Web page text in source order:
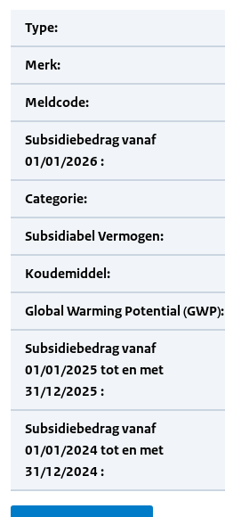
Type:
Merk:
Meldcode:
Subsidiebedrag vanaf
01/01/2026 :
Categorie:
Subsidiabel Vermogen:
Koudemiddel:
Global Warming Potential (GWP):
Subsidiebedrag vanaf
01/01/2025 tot en met
31/12/2025 :
Subsidiebedrag vanaf
01/01/2024 tot en met
31/12/2024 :